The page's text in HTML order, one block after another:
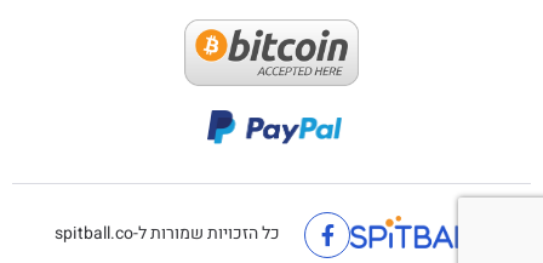
כל הזכויות שמורות ל-spitball.co